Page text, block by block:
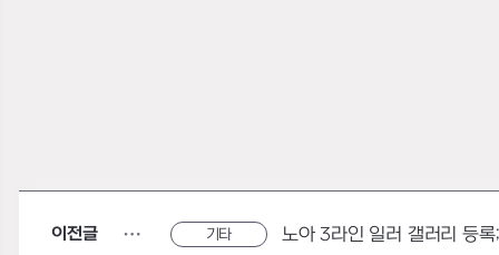
이전글 기타 노아 3라인 일러 갤러리 등록